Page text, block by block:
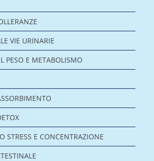
VIE URINARIE
PESO E METABOLISMO
STRESS E CONCENTRAZIONE